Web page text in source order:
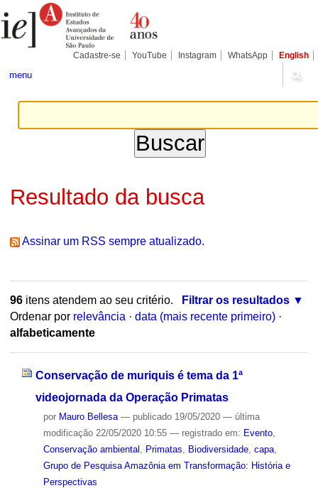
para
conteúdo.
Pessoais
Cadastre-se YouTube Instagram WhatsApp English
menu
Resultado da busca
Assinar um RSS sempre atualizado.
96itens atendem ao seu critério.
Filtrar os resultados
Ordenar por relevância · data (mais recente primeiro) ·
alfabeticamente
Conservação de muriquis é tema da 1ª
videojornada da Operação Primatas
por Mauro Bellesa — publicado19/05/2020 — última
modificação22/05/2020 10:55 — registrado em: Evento,
Conservação ambiental
Primatas Biodiversidade, capa,
Grupo de Pesquisa Amazônia em Transformação: História e
Perspectivas